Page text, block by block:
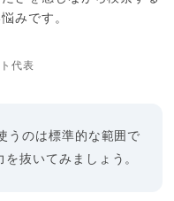
みです。
代表
うのは標準的な範囲で
抜いてみましょう。